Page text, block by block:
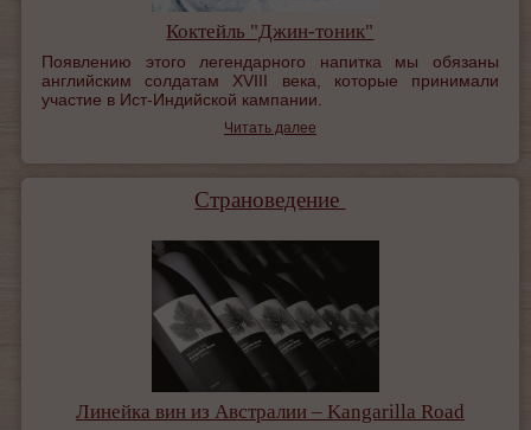
Коктейль "Джин-тоник"
Появлению этого легендарного напитка мы обязаны
английским солдатам ХVIII века, которые принимали
участие в Ист-Индийской кампании.
Читать далее
Страноведение
Линейка вин из Австралии – Kangarilla Road